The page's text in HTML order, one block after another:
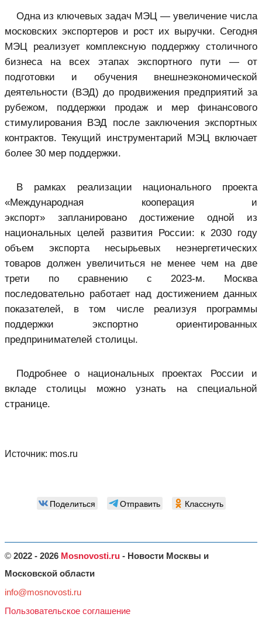
Одна из ключевых задач МЭЦ — увеличение числа
московских экспортеров и рост их выручки. Сегодня
МЭЦ реализует комплексную поддержку столичного
бизнеса на всех этапах экспортного пути — от
подготовки и обучения внешнеэкономической
деятельности (ВЭД) до продвижения предприятий за
рубежом, поддержки продаж и мер финансового
стимулирования ВЭД после заключения экспортных
контрактов. Текущий инструментарий МЭЦ включает
более 30 мер поддержки.
В рамках реализации национального проекта
«Международная кооперация и
экспорт» запланировано достижение одной из
национальных целей развития России: к 2030 году
объем экспорта несырьевых неэнергетических
товаров должен увеличиться не менее чем на две
трети по сравнению с 2023-м. Москва
последовательно работает над достижением данных
показателей, в том числе реализуя программы
поддержки экспортно ориентированных
предпринимателей столицы.
Подробнее о национальных проектах России и
вкладе столицы можно узнать на специальной
странице.
Источник: mos.ru
Поделиться Отправить Класснуть
© 2022 - 2026 Mosnovosti.ru - Новости Москвы и
Московской области
info@mosnovosti.ru
Пользовательское соглашение